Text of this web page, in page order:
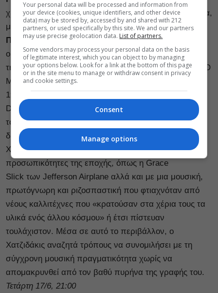
χρόνια μετά την ηχογράφηση του δίσκου στην Κολωνία,
με τη συμμετοχή τουDavid Lynchκαι τηςΈλλης
Πασπαλάστο καταληκτικόNoble Dame– ενώ
ο
Γιώργος-Εμμανουήλ Λαζαρίδηςερμηνεύει
τη
Ρυθμολογία, έξι ζεύγη κομματιών για σόλο πιάνο. Ο
Μάνος Χατζιδάκις φεύγει για την Αμερική στα τέλη του
1966, με αφορμή το μιούζικαλ Ilya Darling του Jules
Dassin, για το οποίο γράφει τη μουσική. Η παραμονή
του στη Νέα Υόρκη σε μια ταραχώδη αλλά και
δημιουργικά εύφορη περίοδο (1966-1972) έφερε τον
Χατζιδάκι σε επαφή με θρυλικές μουσικές
προσωπικότητες της εποχής, όπως η Grace
Slick των Jefferson Airplane αλλά και με μια μουσική,
πρωτόγνωρη και ριζοσπαστική που φτιαχνόταν από
νέους καλλιτέχνες που «κρατούσαν στα χέρια τους τα
υλικά ενός άλλου κόσμου» ή έτσι πίστευαν
τουλάχιστον. Μέσα σε αυτό το περιβάλλον, ο
Χατζιδάκις αναζητά τρόπους να συνομιλήσει με τη
σύγχρονη μουσική πραγματικότητα χωρίς να
απομακρυνθεί από τον βαθύ πυρήνα της γραφής του.
Τετάρτη 17/6, 21:00
Your personal data will be processed and information from
your device (cookies, unique identifiers, and other device
data) may be stored by, accessed by and shared with 212
partners, or used specifically by this site. We and our partners
may use precise geolocation data. List of partners.
Some vendors may process your personal data on the basis
of legitimate interest, which you can object to by managing
your options below. Look for a link at the bottom of this page
or in the site menu to manage or withdraw consent in privacy
and cookie settings.
Consent
Manage options